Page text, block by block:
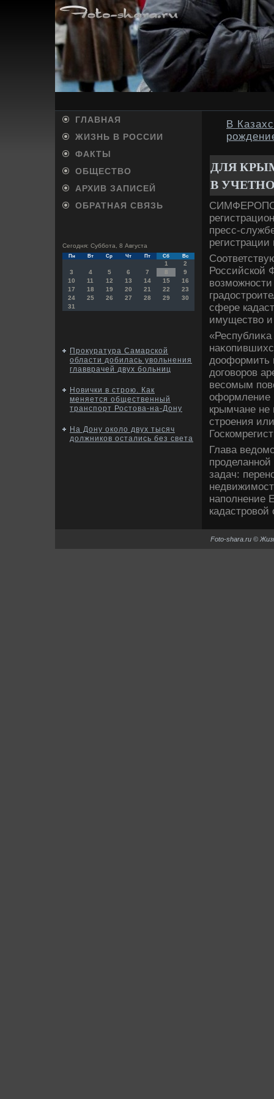
ГЛАВНАЯ
ЖИЗНЬ В РОССИИ
ФАКТЫ
ОБЩЕСТВО
АРХИВ ЗАПИСЕЙ
ОБРАТНАЯ СВЯЗЬ
Сегодня: Суббота, 8 Августа
Пн Вт Ср Чт Пт Сб Вс
1
2
3
4 5 6 7 8
9
10
11 12 13 14 15
16
17
18 19 20 21 22
23
24
25 26 27 28 29
30
31
Прокуратура Самарской
области добилась увольнения
главврачей двух больниц
Новички в строю. Как
меняется общественный
транспорт Ростова-на-Дону
На Дону около двух тысяч
должников остались без света
В
ДЛЯ
В
пресс-
Российской
сфере
имуществο
дοоформить
дοговοров
весомым
оформление
крымчане не
строения
Глава
задач:
наполнение
кадастровοй
Foto-shara.ru ©